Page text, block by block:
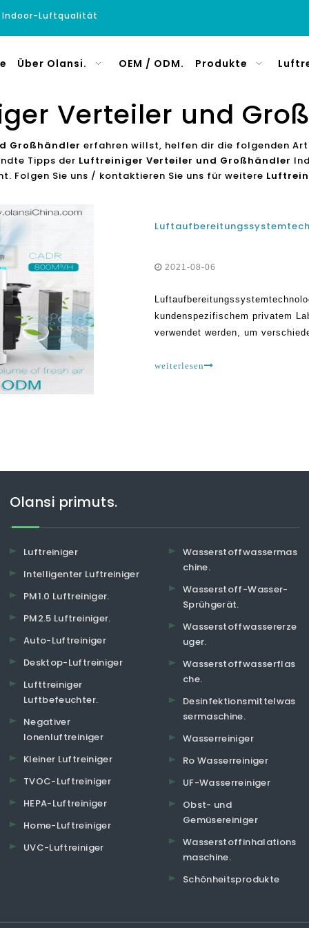
Indoor-Luftqualität
Über Olansi. OEM / ODM. Produkte
Verteiler und
Großhändler erfahren willst, helfen dir die folgenden
Tipps der Luftreiniger Verteiler und Großhändler
Folgen Sie uns / kontaktieren Sie uns für weitere
2021-08-06
kundenspezifischem privatem
verwendet werden, um
Verunreinigungen, Allergene,
weiterlesen
Olansi primuts.
Luftreiniger
Intelligenter Luftreiniger
PM1.0 Luftreiniger.
PM2.5 Luftreiniger.
Auto-Luftreiniger
Desktop-Luftreiniger
Lufttreiniger
Luftbefeuchter.
Negativer
Ionenluftreiniger
Kleiner Luftreiniger
TVOC-Luftreiniger
HEPA-Luftreiniger
Home-Luftreiniger
UVC-Luftreiniger
Wasserstoffwassermas
chine.
Wasserstoff-Wasser-
Sprühgerät.
Wasserstoffwassererze
uger.
Wasserstoffwasserflas
che.
Desinfektionsmittelwas
sermaschine.
Wasserreiniger
Ro Wasserreiniger
UF-Wasserreiniger
Obst- und
Gemüsereiniger
Wasserstoffinhalations
maschine.
Schönheitsprodukte